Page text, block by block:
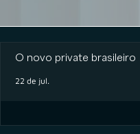
O novo private brasileiro
22 de jul.